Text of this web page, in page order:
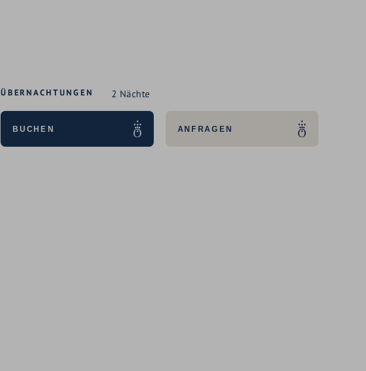
ÜBERNACHTUNGEN 2 Nächte
BUCHEN ANFRAGEN